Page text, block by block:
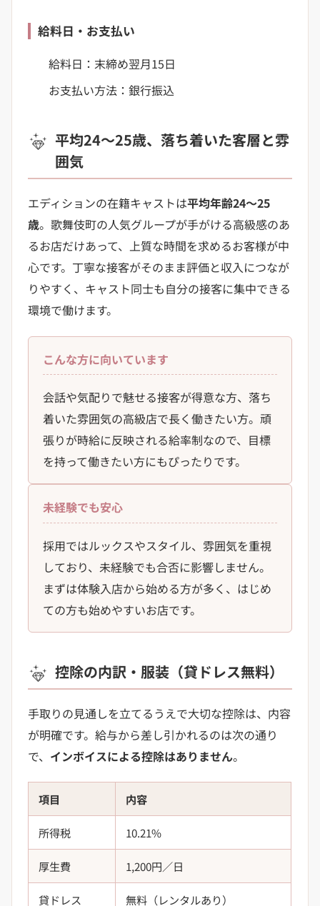
給料日・お支払い
給料日：末締め翌月15日
お支払い方法：銀行振込
平均24〜25歳、落ち着いた客層と雰
囲気
エディションの在籍キャストは平均年齢24〜25
歳。歌舞伎町の人気グループが手がける高級感のあ
るお店だけあって、上質な時間を求めるお客様が中
心です。丁寧な接客がそのまま評価と収入につなが
りやすく、キャスト同士も自分の接客に集中できる
環境で働けます。
こんな方に向いています
会話や気配りで魅せる接客が得意な方、落ち
着いた雰囲気の高級店で長く働きたい方。頑
張りが時給に反映される給率制なので、目標
を持って働きたい方にもぴったりです。
未経験でも安心
採用ではルックスやスタイル、雰囲気を重視
しており、未経験でも合否に影響しません。
まずは体験入店から始める方が多く、はじめ
ての方も始めやすいお店です。
控除の内訳・服装（貸ドレス無料）
手取りの見通しを立てるうえで大切な控除は、内容
が明確です。給与から差し引かれるのは次の通り
で、 インボイスによる控除はありません。
項目 内容
所得税 10.21%
厚生費 1,200円／日
貸ドレス 無料（レンタルあり）